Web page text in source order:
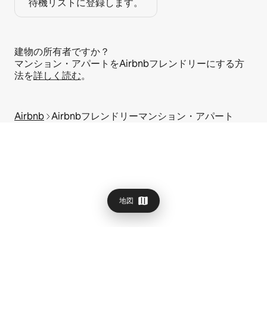
地図
待機リストに登録します。
建物の所有者ですか？
マンション・アパートをAirbnbフレンドリーにする方
法を詳しく読む。
Airbnb Airbnbフレンドリーマンション・アパート